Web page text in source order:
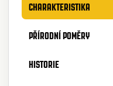
CHARAKTERISTIKA
PŘÍRODNÍ POMĚRY
HISTORIE